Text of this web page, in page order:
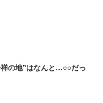
の地”はなんと…○○だっ